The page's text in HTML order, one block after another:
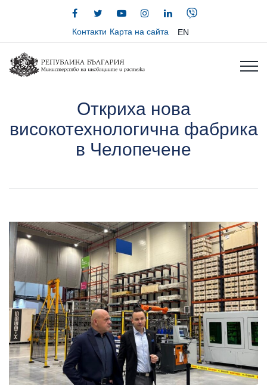
Контакти Карта на сайта EN
Откриха нова
високотехнологична фабрика
в Челопечене